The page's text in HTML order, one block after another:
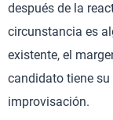
después de la
circunstancia es
existente, el
candidato tiene
improvisación.